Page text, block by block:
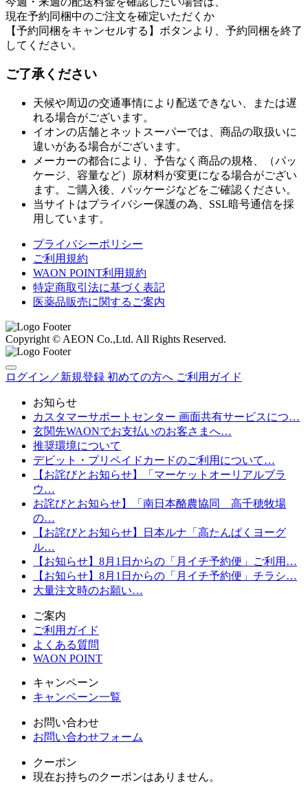
現在予約同梱中のご注文を確定いただくか
【予約同梱をキャンセルする】ボタンより、予約同梱を終了
してください。
ご了承ください
天候や周辺の交通事情により配送できない、または遅
れる場合がございます。
イオンの店舗とネットスーパーでは、商品の取扱いに
違いがある場合がございます。
メーカーの都合により、予告なく商品の規格、（パッ
ケージ、容量など）原材料が変更になる場合がござい
ます。ご購入後、パッケージなどをご確認ください。
当サイトはプライバシー保護の為、SSL暗号通信を採
用しています。
プライバシーポリシー
ご利用規約
WAON POINT利用規約
特定商取引法に基づく表記
医薬品販売に関するご案内
Copyright © AEON Co.,Ltd. All Rights Reserved.
ログイン／新規登録 初めての方へ ご利用ガイド
お知らせ
カスタマーサポートセンター 画面共有サービスにつ…
玄関先WAONでお支払いのお客さまへ…
推奨環境について
デビット・プリペイドカードのご利用について…
【お詫びとお知らせ】「マーケットオーリアルブラ
ウ…
お詫びとお知らせ】「南日本酪農協同 高千穂牧場
の…
【お詫びとお知らせ】日本ルナ「高たんぱくヨーグ
ル…
【お知らせ】8月1日からの「月イチ予約便」ご利用…
【お知らせ】8月1日からの「月イチ予約便」チラシ…
大量注文時のお願い…
ご案内
ご利用ガイド
よくある質問
WAON POINT
キャンペーン
キャンペーン一覧
お問い合わせ
お問い合わせフォーム
クーポン
現在お持ちのクーポンはありません。